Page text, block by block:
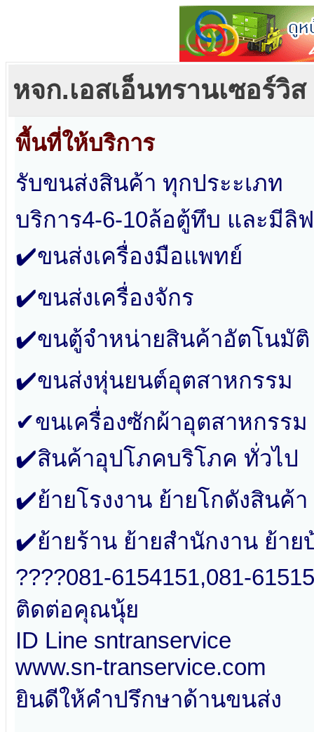
หจก.เอสเอ็นทรานเซอร์วิส
พื้นที่ให้บริการ
รับขนส่งสินค้า ทุกประะเภท
บริการ4-6-10ล้อตู้ทึบ และมีลิ
✔️ขนส่งเครื่องมือแพทย์
✔️ขนส่งเครื่องจักร
✔️ขนตู้จำหน่ายสินค้าอัตโนมัติ
✔️ขนส่งหุ่นยนต์อุตสาหกรรม
✔ขนเครื่องซักผ้าอุตสาหกรรม
✔️สินค้าอุปโภคบริโภค ทั่วไป
✔️ย้ายโรงงาน ย้ายโกดังสินค้า
✔️ย้ายร้าน ย้ายสำนักงาน ย้าย
????081-6154151,081-
ติดต่อคุณนุ้ย
ID Line sntranservice
www.sn-transervice.com
ยินดีให้คำปรึกษาด้านขนส่ง